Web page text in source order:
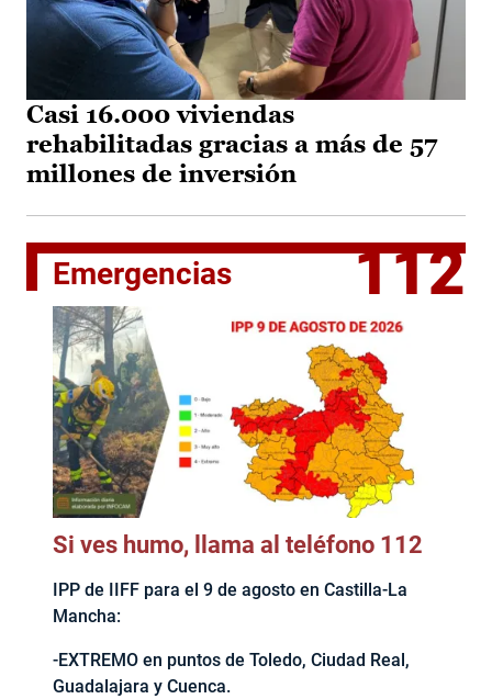
Casi 16.000 viviendas
rehabilitadas gracias a más de 57
millones de inversión
Emergencias 112
Si ves humo, llama al teléfono 112
IPP de IIFF para el 9 de agosto en Castilla-La
Mancha:
-EXTREMO en puntos de Toledo, Ciudad Real,
Guadalajara y Cuenca.